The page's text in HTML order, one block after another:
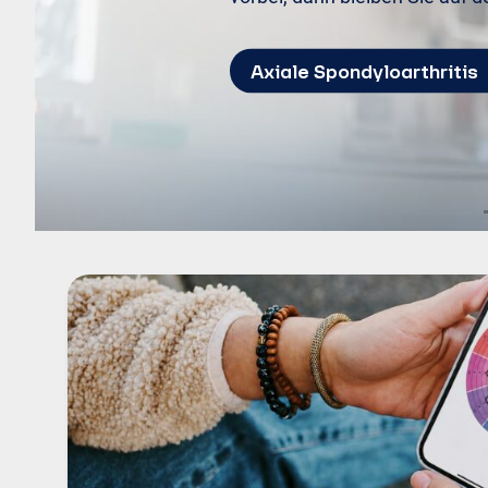
Axiale Spondyloarthritis